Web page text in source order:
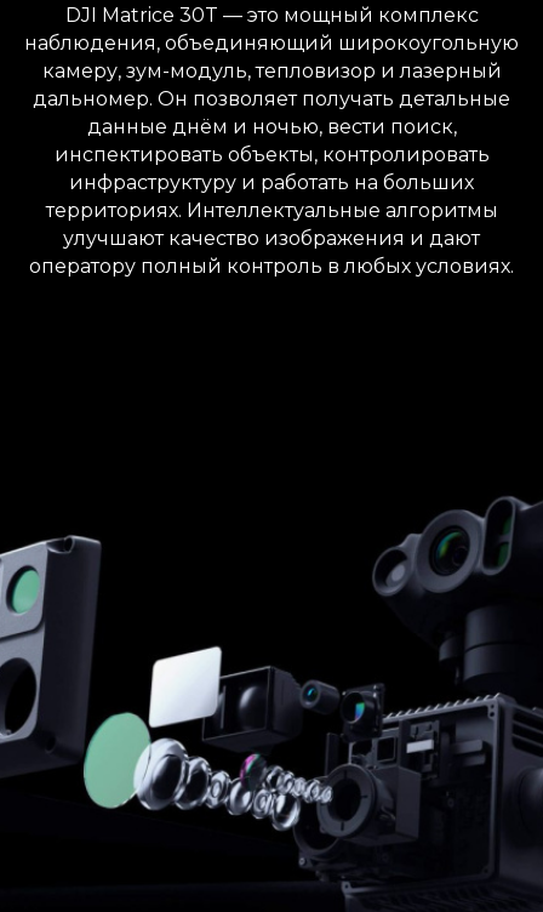
DJI Matrice 30T — это мощный комплекс
наблюдения, объединяющий широкоугольную
камеру, зум-модуль, тепловизор и лазерный
дальномер. Он позволяет получать детальные
данные днём и ночью, вести поиск,
инспектировать объекты, контролировать
инфраструктуру и работать на больших
территориях. Интеллектуальные алгоритмы
улучшают качество изображения и дают
оператору полный контроль в любых условиях.